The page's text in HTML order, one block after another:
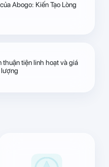
Abogo: Kiến Tạo Lòng
thuận tiện linh hoạt và giá
lượng